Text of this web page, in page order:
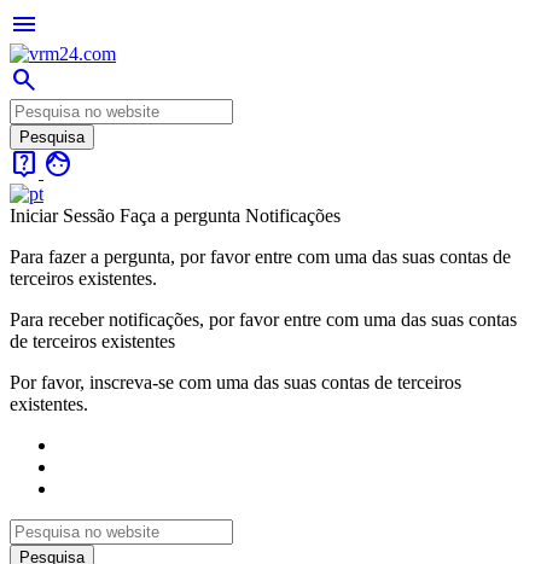
menu
search
live_help face
Iniciar Sessão Faça a pergunta Notificações
Para fazer a pergunta, por favor entre com uma das suas contas de
terceiros existentes.
Para receber notificações, por favor entre com uma das suas contas
de terceiros existentes
Por favor, inscreva-se com uma das suas contas de terceiros
existentes.